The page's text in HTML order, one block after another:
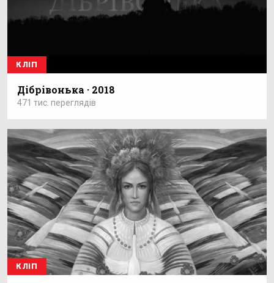
КЛІП
Дібрівонька · 2018
471 тис. переглядів
КЛІП